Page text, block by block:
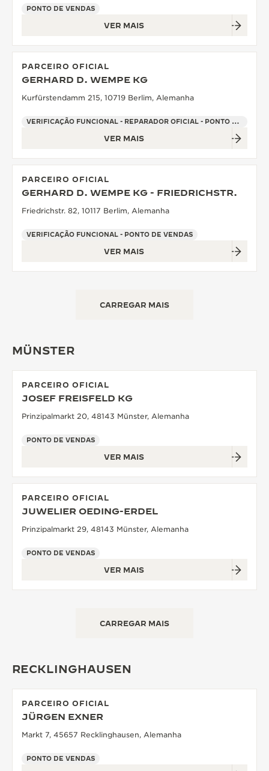
PONTO DE VENDAS
VER MAIS
PARCEIRO OFICIAL
GERHARD D. WEMPE KG
Kurfürstendamm 215, 10719 Berlim, Alemanha
VERIFICAÇÃO FUNCIONAL - REPARADOR OFICIAL - PONTO DE VENDAS
VER MAIS
PARCEIRO OFICIAL
GERHARD D. WEMPE KG - FRIEDRICHSTR.
Friedrichstr. 82, 10117 Berlim, Alemanha
VERIFICAÇÃO FUNCIONAL - PONTO DE VENDAS
VER MAIS
CARREGAR MAIS
MÜNSTER
PARCEIRO OFICIAL
JOSEF FREISFELD KG
Prinzipalmarkt 20, 48143 Münster, Alemanha
PONTO DE VENDAS
VER MAIS
PARCEIRO OFICIAL
JUWELIER OEDING-ERDEL
Prinzipalmarkt 29, 48143 Münster, Alemanha
PONTO DE VENDAS
VER MAIS
CARREGAR MAIS
RECKLINGHAUSEN
PARCEIRO OFICIAL
JÜRGEN EXNER
Markt 7, 45657 Recklinghausen, Alemanha
PONTO DE VENDAS